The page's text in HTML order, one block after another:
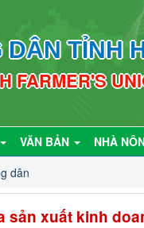
DÂN TỈNH
FARMER'S
VĂN BẢN NHÀ
dân
sản xuất kinh